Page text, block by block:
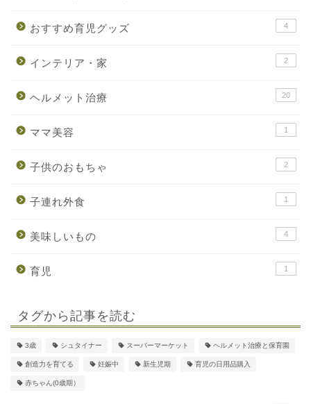
おすすめ育児グッズ 4
インテリア・家 2
ヘルメット治療 20
ママ美容 1
子供のおもちゃ 2
子連れ外食 1
美味しいもの 4
育児 1
タグから記事を読む
3歳 シュタイナー スーパーマーケット ヘルメット治療と保育園
創造力を育てる 妊娠中 新生児期 育児の日用品購入
赤ちゃん(0歳期）